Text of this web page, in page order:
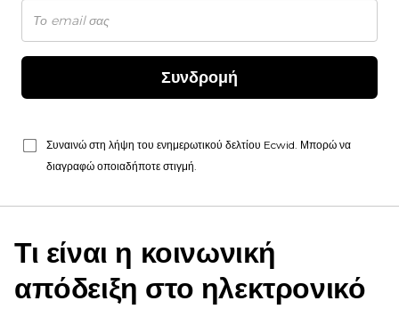
Συνδρομή
Συναινώ στη λήψη του ενημερωτικού δελτίου Ecwid. Μπορώ να
διαγραφώ οποιαδήποτε στιγμή.
Τι είναι η κοινωνική
απόδειξη στο ηλεκτρονικό